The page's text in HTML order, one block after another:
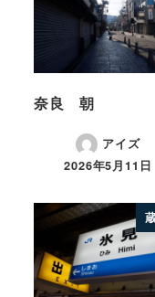
奈良 朝
アイズ
2026年5月11日